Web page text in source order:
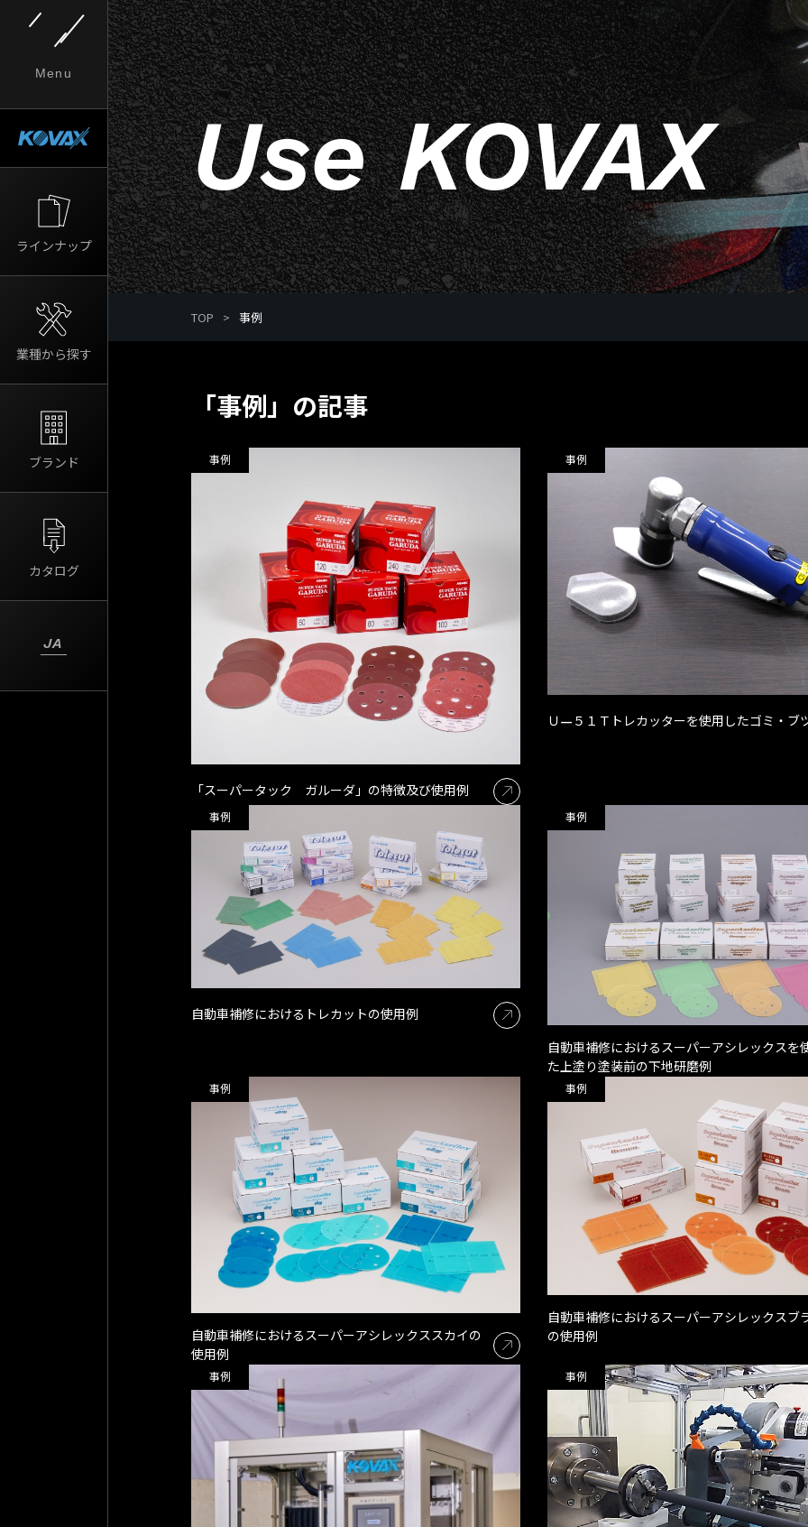
Menu
ラインナップ
業種から探す
ブランド
カタログ
JA
Use KOVAX
TOP > 事例
「事例」の記事
事例
「スーパータック ガルーダ」の特徴及び使用例
事例
Ｕ—５１Ｔトレカッターを使用したゴミ・ブ
事例
自動車補修におけるトレカットの使用例
事例
自動車補修におけるスーパーアシレックスを
た上塗り塗装前の下地研磨例
事例
自動車補修におけるスーパーアシレックススカイの
使用例
事例
自動車補修におけるスーパーアシレックスブ
の使用例
事例 事例